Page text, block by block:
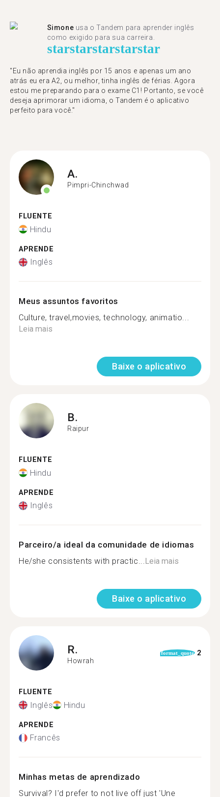
Simone usa o Tandem para aprender inglês
como exigido para sua carreira.
starstarstarstarstar
"Eu não aprendia inglês por 15 anos e apenas um ano
atrás eu era A2, ou melhor, tinha inglês de férias. Agora
estou me preparando para o exame C1! Portanto, se você
deseja aprimorar um idioma, o Tandem é o aplicativo
perfeito para você."
A.
Pimpri-Chinchwad
FLUENTE
Hindu
APRENDE
Inglês
Meus assuntos favoritos
Culture, travel,movies, technology, animatio...
Leia mais
Baixe o aplicativo
B.
Raipur
FLUENTE
Hindu
APRENDE
Inglês
Parceiro/a ideal da comunidade de idiomas
He/she consistents with practic...Leia mais
Baixe o aplicativo
R.
Howrah
format_quote 2
FLUENTE
Inglês Hindu
APRENDE
Francês
Minhas metas de aprendizado
Survival? I'd prefer to not live off just 'Une